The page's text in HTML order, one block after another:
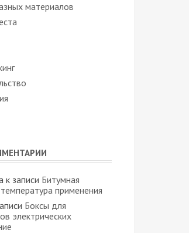
материалов
к записи Битумная
применения
Боксы для
электрических